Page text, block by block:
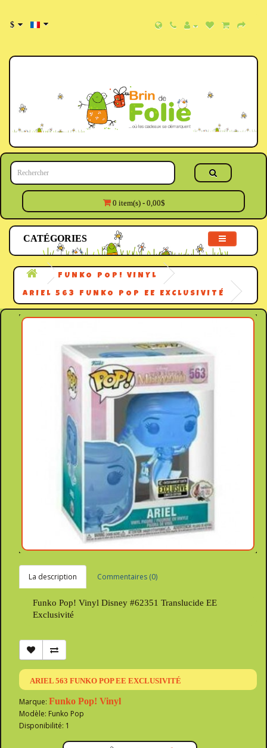
$
0 item(s) - 0,00$
CATÉGORIES
FUNKO POP! VINYL
ARIEL 563 FUNKO POP EE EXCLUSIVITÉ
La description Commentaires (0)
Funko Pop! Vinyl Disney #62351 Translucide EE
Exclusivité
ARIEL 563 FUNKO POP EE EXCLUSIVITÉ
Marque: Funko Pop! Vinyl
Modèle: Funko Pop
Disponibilité: 1